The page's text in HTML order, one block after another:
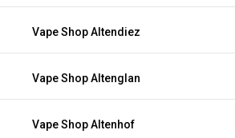
Vape Shop Altendiez
Vape Shop Altenglan
Vape Shop Altenhof